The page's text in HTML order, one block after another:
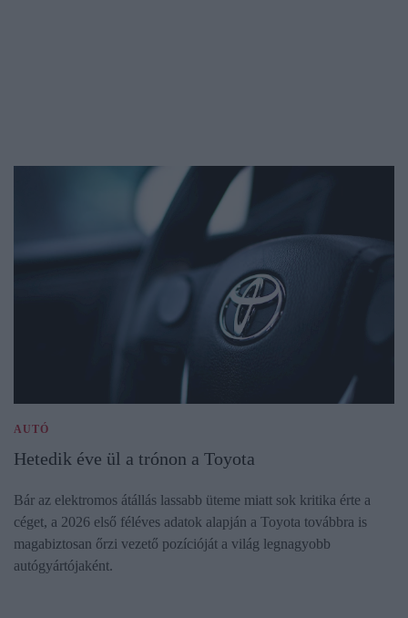
AUTÓ
Hetedik éve ül a trónon a Toyota
Bár az elektromos átállás lassabb üteme miatt sok kritika érte a
céget, a 2026 első féléves adatok alapján a Toyota továbbra is
magabiztosan őrzi vezető pozícióját a világ legnagyobb
autógyártójaként.